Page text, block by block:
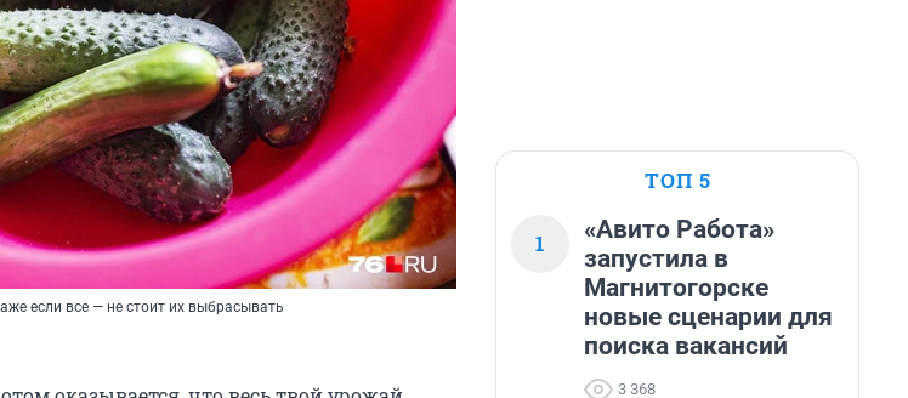
если все — не стоит их выбрасывать
ТОП 5
1
«Авито Работа»
запустила в
Магнитогорске
новые сценарии для
поиска вакансий
3 368